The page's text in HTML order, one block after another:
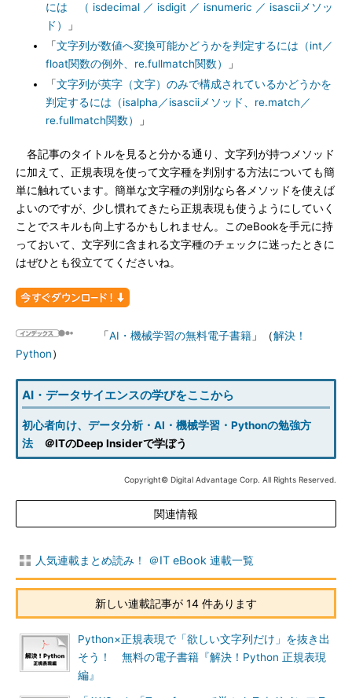
には （ isdecimal ／ isdigit ／ isnumeric ／ isasciiメソッ
ド）
」
「文字列が数値へ変換可能かどうかを判定するには（int／
float関数の例外、re.fullmatch関数）
」
「文字列が英字（文字）のみで構成されているかどうかを
判定するには（isalpha／isasciiメソッド、re.match／
re.fullmatch関数）
」
各記事のタイトルを見ると分かる通り、文字列が持つメソッド
に加えて、正規表現を使って文字種を判別する方法についても簡
単に触れています。簡単な文字種の判別なら各メソッドを使えば
よいのですが、少し慣れてきたら正規表現も使うようにしていく
ことでスキルも向上するかもしれません。このeBookを手元に持
っておいて、文字列に含まれる文字種のチェックに迷ったときに
はぜひとも役立ててくださいね。
「AI・機械学習の無料電子書籍 」（解決！
Python）
AI・データサイエンスの学びをここから
初心者向け、データ分析・AI・機械学習・Pythonの勉強方
法 ＠ITのDeep Insiderで学ぼう
Copyright© Digital Advantage Corp. All Rights Reserved.
関連情報
人気連載まとめ読み！ ＠IT eBook 連載一覧
新しい連載記事が 14 件あります
Python×正規表現で「欲しい文字列だけ」を抜き出
そう！ 無料の電子書籍『解決！Python 正規表現
編』